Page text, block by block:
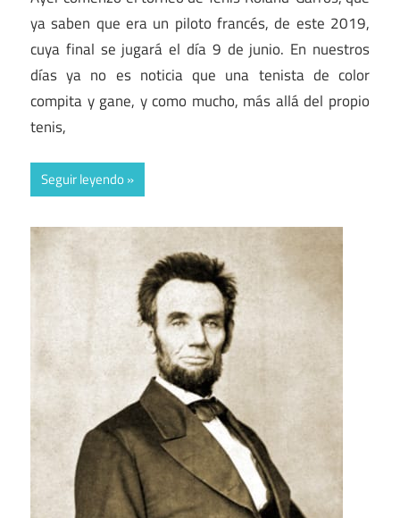
ya saben que era un piloto francés, de este 2019,
cuya final se jugará el día 9 de junio. En nuestros
días ya no es noticia que una tenista de color
compita y gane, y como mucho, más allá del propio
tenis,
Seguir leyendo